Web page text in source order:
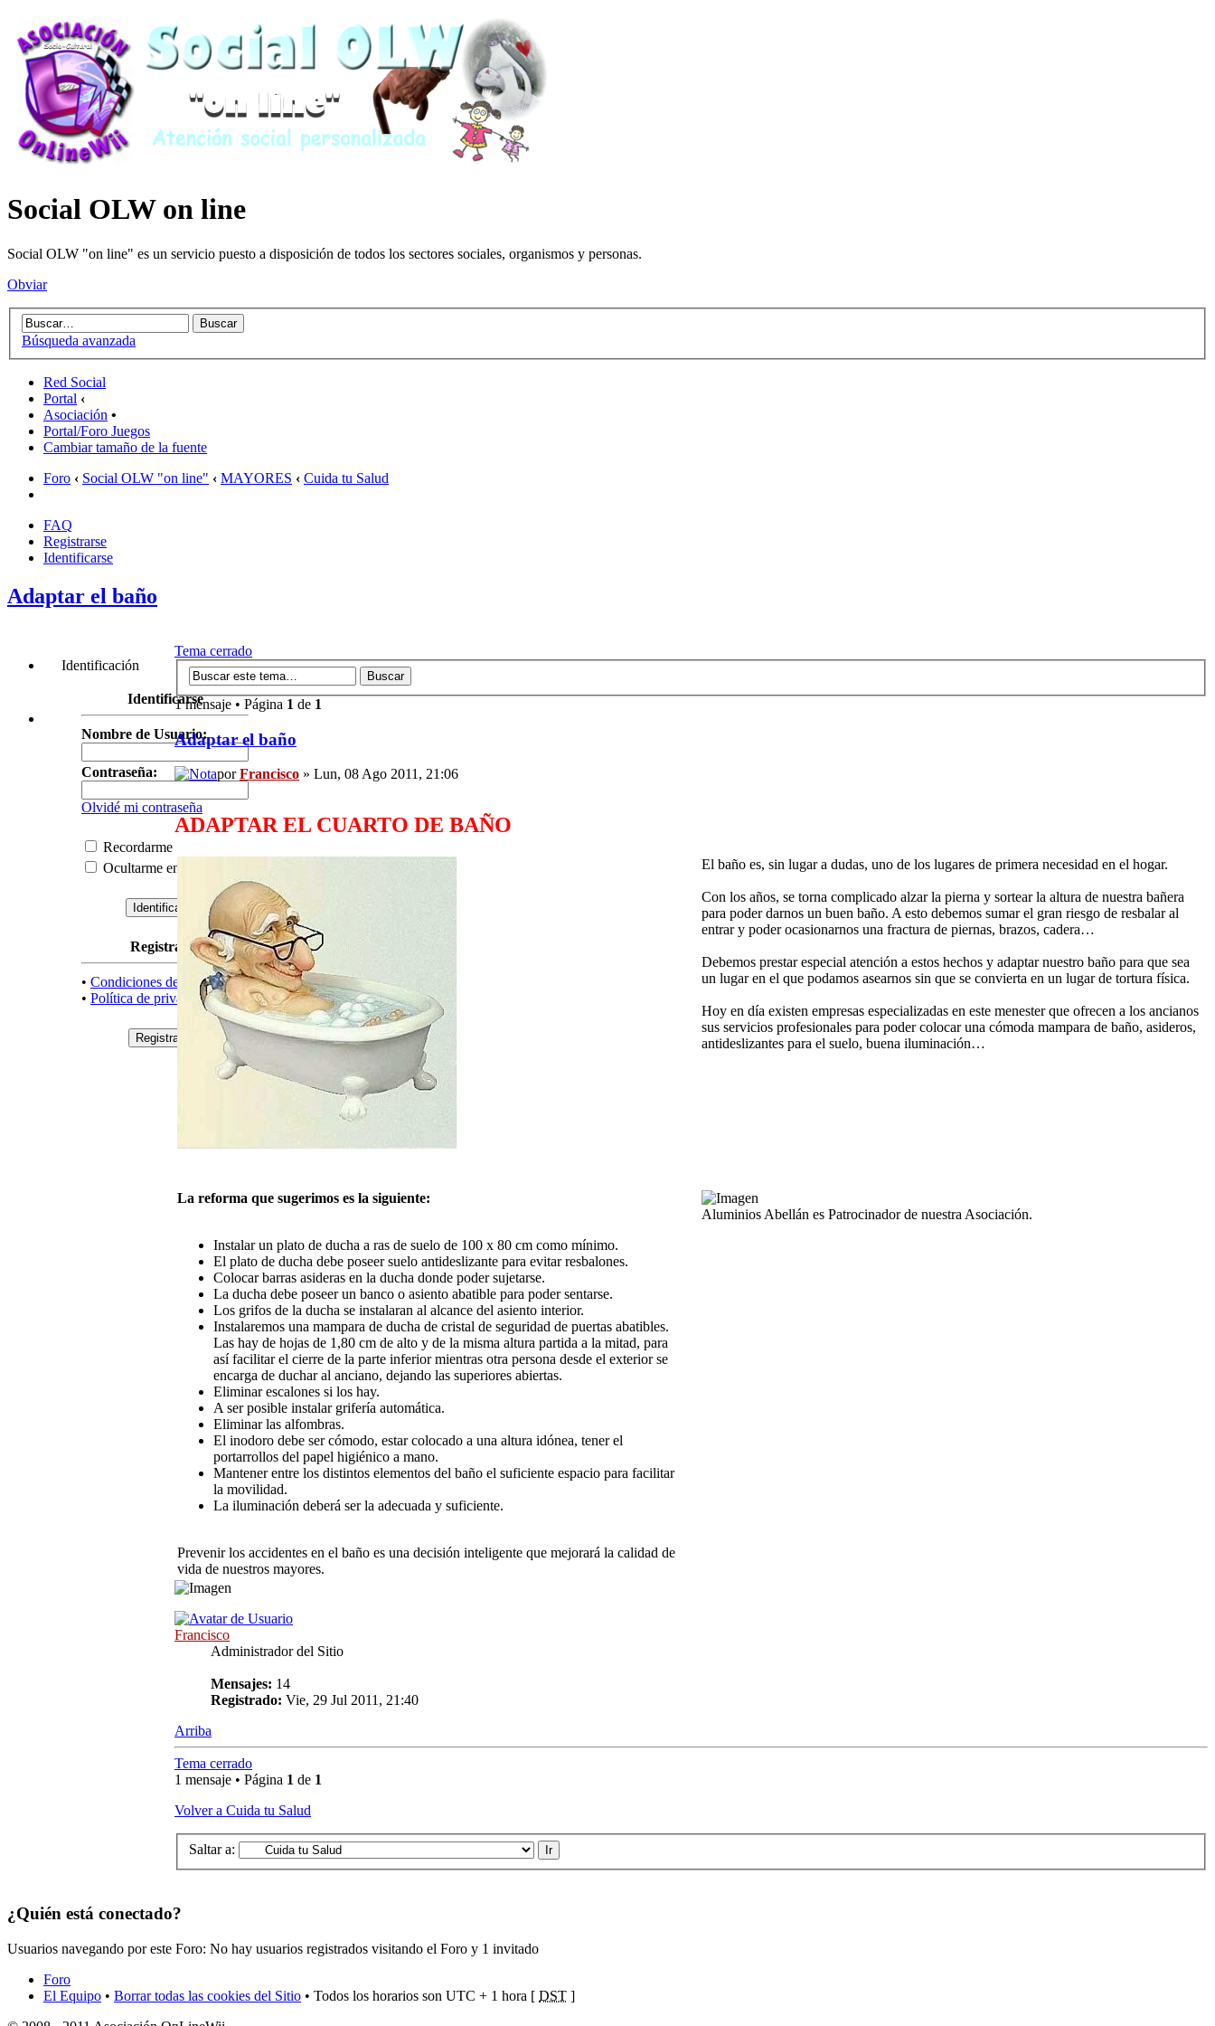
Social OLW on line
Social OLW "on line" es un servicio puesto a disposición de todos los sectores sociales, organismos y personas.
Obviar
Búsqueda avanzada
Red Social
Portal ‹
Asociación •
Portal/Foro Juegos
Cambiar tamaño de la fuente
Foro ‹ Social OLW "on line" ‹ MAYORES ‹ Cuida tu Salud
FAQ
Registrarse
Identificarse
Adaptar el baño
Identificación
Identificarse
Nombre de Usuario:
Contraseña:
Olvidé mi contraseña
Recordarme
Ocultarme en esta sesión
Registrarse
• Condiciones de uso
• Política de privacidad
Tema cerrado
1 mensaje • Página 1 de 1
Adaptar el baño
porFrancisco » Lun, 08 Ago 2011, 21:06
ADAPTAR EL CUARTO DE BAÑO
El baño es, sin lugar a dudas, uno de los lugares de primera necesidad en el hogar.
Con los años, se torna complicado alzar la pierna y sortear la altura de nuestra bañera
para poder darnos un buen baño. A esto debemos sumar el gran riesgo de resbalar al
entrar y poder ocasionarnos una fractura de piernas, brazos, cadera…
Debemos prestar especial atención a estos hechos y adaptar nuestro baño para que sea
un lugar en el que podamos asearnos sin que se convierta en un lugar de tortura física.
Hoy en día existen empresas especializadas en este menester que ofrecen a los ancianos
sus servicios profesionales para poder colocar una cómoda mampara de baño, asideros,
antideslizantes para el suelo, buena iluminación…
La reforma que sugerimos es la siguiente:
Instalar un plato de ducha a ras de suelo de 100 x 80 cm como mínimo.
El plato de ducha debe poseer suelo antideslizante para evitar resbalones.
Colocar barras asideras en la ducha donde poder sujetarse.
La ducha debe poseer un banco o asiento abatible para poder sentarse.
Los grifos de la ducha se instalaran al alcance del asiento interior.
Instalaremos una mampara de ducha de cristal de seguridad de puertas abatibles.
Las hay de hojas de 1,80 cm de alto y de la misma altura partida a la mitad, para
así facilitar el cierre de la parte inferior mientras otra persona desde el exterior se
encarga de duchar al anciano, dejando las superiores abiertas.
Eliminar escalones si los hay.
A ser posible instalar grifería automática.
Eliminar las alfombras.
El inodoro debe ser cómodo, estar colocado a una altura idónea, tener el
portarrollos del papel higiénico a mano.
Mantener entre los distintos elementos del baño el suficiente espacio para facilitar
la movilidad.
La iluminación deberá ser la adecuada y suficiente.
Prevenir los accidentes en el baño es una decisión inteligente que mejorará la calidad de
vida de nuestros mayores.
Aluminios Abellán es Patrocinador de nuestra Asociación.
Francisco
Administrador del Sitio
Mensajes: 14
Registrado: Vie, 29 Jul 2011, 21:40
Arriba
Tema cerrado
1 mensaje • Página 1 de 1
Volver a Cuida tu Salud
Saltar a:
¿Quién está conectado?
Usuarios navegando por este Foro: No hay usuarios registrados visitando el Foro y 1 invitado
Foro
El Equipo • Borrar todas las cookies del Sitio • Todos los horarios son UTC + 1 hora [ DST ]